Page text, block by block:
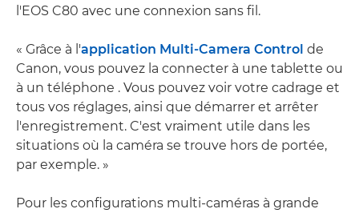
l'EOS C80 avec une connexion sans fil.
« Grâce à l'application Multi-Camera Control de
Canon, vous pouvez la connecter à une tablette ou
à un téléphone . Vous pouvez voir votre cadrage et
tous vos réglages, ainsi que démarrer et arrêter
l'enregistrement. C'est vraiment utile dans les
situations où la caméra se trouve hors de portée,
par exemple. »
Pour les configurations multi-caméras à grande